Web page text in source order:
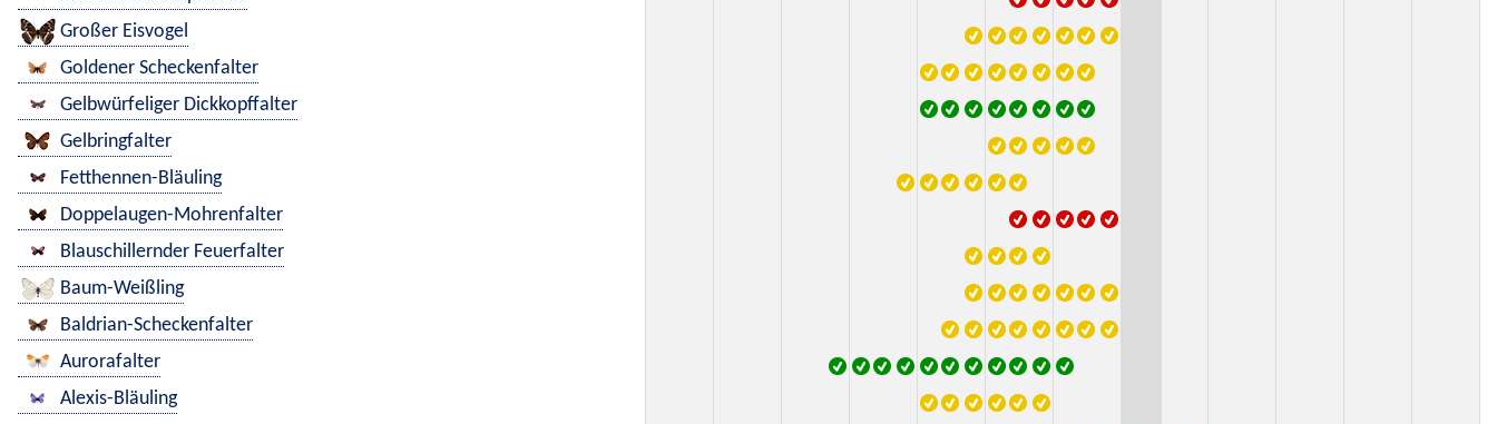
Großer Eisvogel
Goldener Scheckenfalter
Gelbwürfeliger Dickkopffalter
Gelbringfalter
Fetthennen-Bläuling
Doppelaugen-Mohrenfalter
Blauschillernder Feuerfalter
Baum-Weißling
Baldrian-Scheckenfalter
Aurorafalter
Alexis-Bläuling